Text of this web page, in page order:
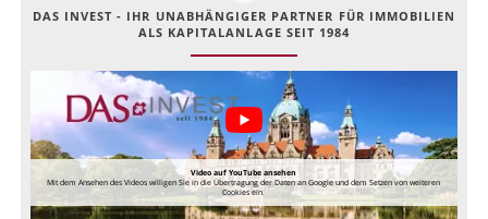
DAS INVEST - IHR UNABHÄNGIGER PARTNER FÜR IMMOBILIEN
ALS KAPITALANLAGE SEIT 1984
Video auf YouTube ansehen
Mit dem Ansehen des Videos willigen Sie in die Übertragung der Daten an Google und dem Setzen von weiteren
Cookies ein.